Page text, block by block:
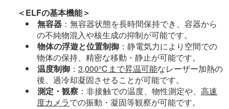
＜ELFの基本機能＞
無容器：無容器状態を長時間保持でき、容器から
の不純物混入や核生成の抑制が可能です。
物体の浮遊と位置制御：静電気力により空間での
物体の保持、精密な移動・静止が可能です。
温度制御： 3,000℃まで昇温可能なレーザー加熱の
後、過冷却凝固させることが可能です。
測定・観察：非接触での温度、物性測定や、 高速
度カメラでの振動・凝固等観察が可能です。